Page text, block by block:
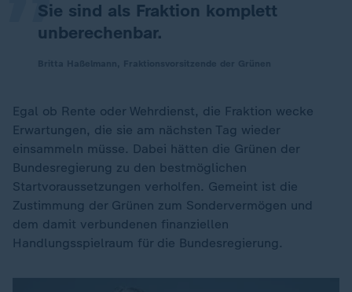
Sie sind als Fraktion komplett
unberechenbar.
Egal ob Rente oder Wehrdienst, die Fraktion wecke
Erwartungen, die sie am nächsten Tag wieder
einsammeln müsse. Dabei hätten die Grünen der
Bundesregierung zu den bestmöglichen
Startvoraussetzungen verholfen. Gemeint ist die
Zustimmung der Grünen zum Sondervermögen und
dem damit verbundenen finanziellen
Handlungsspielraum für die Bundesregierung.